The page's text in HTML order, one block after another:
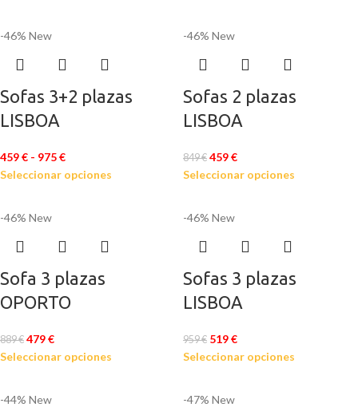
-46% New
Sofas 3+2 plazas
LISBOA
459€ - 975€
Seleccionar opciones
-46% New
Sofas 2 plazas
LISBOA
849€ 459€
Seleccionar opciones
-46% New
Sofa 3 plazas
OPORTO
889€ 479€
Seleccionar opciones
-46% New
Sofas 3 plazas
LISBOA
959€ 519€
Seleccionar opciones
-44% New -47% New